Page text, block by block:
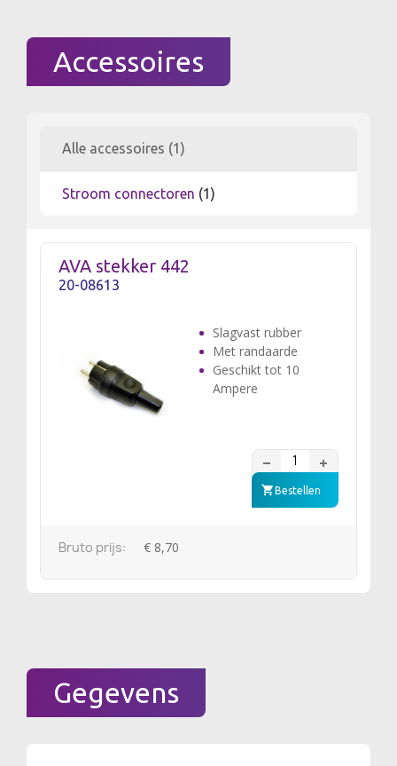
Accessoires
Alle accessoires (1)
Stroom connectoren (1)
AVA stekker 442
20-08613
Slagvast rubber
Met randaarde
Geschikt tot 10
Ampere
Bestellen
Bruto prijs: € 8,70
Gegevens